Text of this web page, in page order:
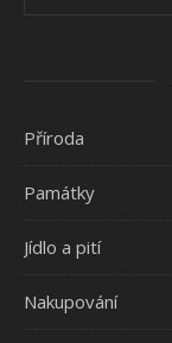
Příroda
Památky
Jídlo a pití
Nakupování